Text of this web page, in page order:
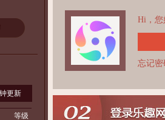
更新
等级
Hi，您
忘记密